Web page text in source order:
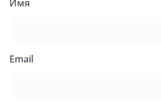
Имя
Email